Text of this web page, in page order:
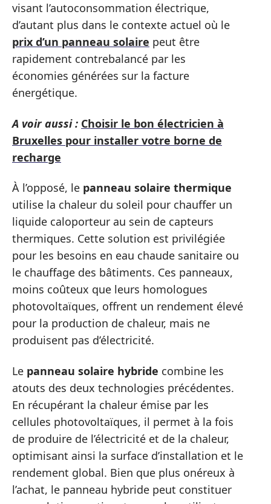
visant l’autoconsommation électrique,
d’autant plus dans le contexte actuel où le
prix d’un panneau solaire peut être
rapidement contrebalancé par les
économies générées sur la facture
énergétique.
A voir aussi : Choisir le bon électricien à
Bruxelles pour installer votre borne de
recharge
À l’opposé, le panneau solaire thermique
utilise la chaleur du soleil pour chauffer un
liquide caloporteur au sein de capteurs
thermiques. Cette solution est privilégiée
pour les besoins en eau chaude sanitaire ou
le chauffage des bâtiments. Ces panneaux,
moins coûteux que leurs homologues
photovoltaïques, offrent un rendement élevé
pour la production de chaleur, mais ne
produisent pas d’électricité.
Le panneau solaire hybride combine les
atouts des deux technologies précédentes.
En récupérant la chaleur émise par les
cellules photovoltaïques, il permet à la fois
de produire de l’électricité et de la chaleur,
optimisant ainsi la surface d’installation et le
rendement global. Bien que plus onéreux à
l’achat, le panneau hybride peut constituer